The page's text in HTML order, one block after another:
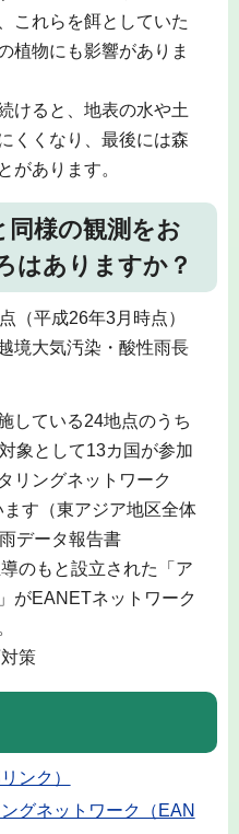
これらを餌としていた
植物にも影響がありま
けると、地表の水や土
くくなり、最後には森
があります。
同様の観測をお
はありますか？
（平成26年3月時点）
境大気汚染・酸性雨長
している24地点のうち
象として13カ国が参加
リングネットワーク
ます（東アジア地区全体
データ報告書
のもと設立された「ア
がEANETネットワーク
策
ンク）
グネットワーク（EAN